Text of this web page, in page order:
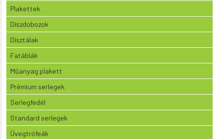
Plakettek
Díszdobozok
Dísztálak
Fatáblák
Műanyag plakett
Prémium serlegek
Serlegfedél
Standard serlegek
Üvegtrófeák